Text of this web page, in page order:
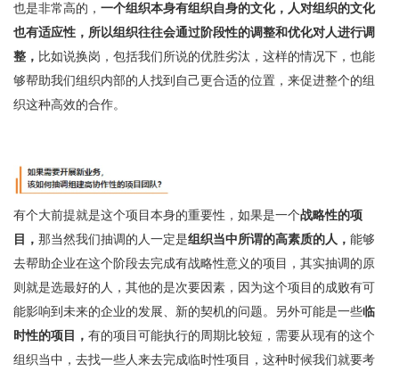
也是非常高的， 一个组织本身有组织自身的文化，人对组织的文化
也有适应性，所以组织往往会通过阶段性的调整和优化对人进行调
整， 比如说换岗，包括我们所说的优胜劣汰，这样的情况下，也能
够帮助我们组织内部的人找到自己更合适的位置，来促进整个的组
织这种高效的合作。
有个大前提就是这个项目本身的重要性，如果是一个战略性的项
目， 那当然我们抽调的人一定是组织当中所谓的高素质的人， 能够
去帮助企业在这个阶段去完成有战略性意义的项目，其实抽调的原
则就是选最好的人，其他的是次要因素，因为这个项目的成败有可
能影响到未来的企业的发展、新的契机的问题。另外可能是一些临
时性的项目， 有的项目可能执行的周期比较短，需要从现有的这个
组织当中，去找一些人来去完成临时性项目，这种时候我们就要考